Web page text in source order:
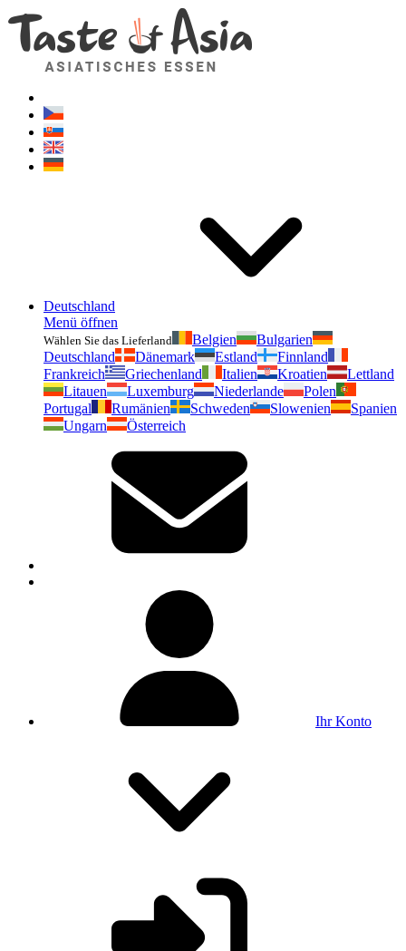
Deutschland
Menü öffnen
Wählen Sie das Lieferland Belgien
Bulgarien
Deutschland
Dänemark Estland
Finnland
Frankreich
Griechenland Italien Kroatien
Lettland
Litauen
Luxemburg Niederlande
Polen
Portugal
Rumänien Schweden Slowenien
Spanien
Ungarn
Österreich
Ihr Konto
Geschmackvonasien.de
Zögern Sie nicht zu fragen. Ich bin für Sie da!